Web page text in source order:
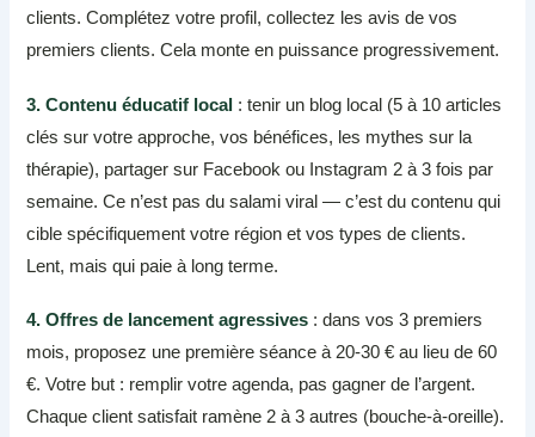
clients. Complétez votre profil, collectez les avis de vos
premiers clients. Cela monte en puissance progressivement.
3. Contenu éducatif local : tenir un blog local (5 à 10 articles
clés sur votre approche, vos bénéfices, les mythes sur la
thérapie), partager sur Facebook ou Instagram 2 à 3 fois par
semaine. Ce n’est pas du salami viral — c’est du contenu qui
cible spécifiquement votre région et vos types de clients.
Lent, mais qui paie à long terme.
4. Offres de lancement agressives : dans vos 3 premiers
mois, proposez une première séance à 20-30 € au lieu de 60
€. Votre but : remplir votre agenda, pas gagner de l’argent.
Chaque client satisfait ramène 2 à 3 autres (bouche-à-oreille).